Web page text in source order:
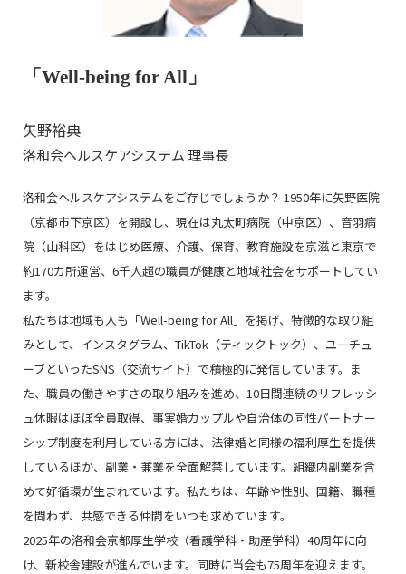
「Well-being for All」
矢野裕典
洛和会ヘルスケアシステム 理事長
洛和会ヘルスケアシステムをご存じでしょうか？ 1950年に矢野医院
（京都市下京区）を開設し、現在は丸太町病院（中京区）、音羽病
院（山科区）をはじめ医療、介護、保育、教育施設を京滋と東京で
約170カ所運営、6千人超の職員が健康と地域社会をサポートしてい
ます。
私たちは地域も人も「Well-being for All」を掲げ、特徴的な取り組
みとして、インスタグラム、TikTok（ティックトック）、ユーチュ
ーブといったSNS（交流サイト）で積極的に発信しています。ま
た、職員の働きやすさの取り組みを進め、10日間連続のリフレッシ
ュ休暇はほぼ全員取得、事実婚カップルや自治体の同性パートナー
シップ制度を利用している方には、法律婚と同様の福利厚生を提供
しているほか、副業・兼業を全面解禁しています。組織内副業を含
めて好循環が生まれています。私たちは、年齢や性別、国籍、職種
を問わず、共感できる仲間をいつも求めています。
2025年の洛和会京都厚生学校（看護学科・助産学科）40周年に向
け、新校舎建設が進んでいます。同時に当会も75周年を迎えます。